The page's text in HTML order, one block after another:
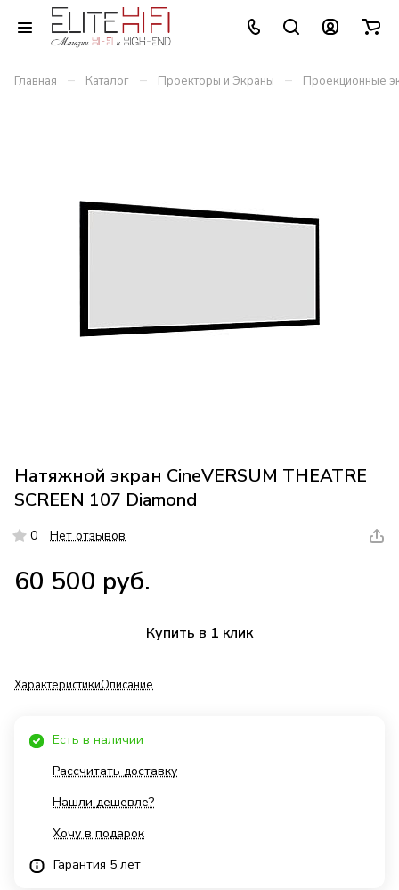
Главная – Каталог – Проекторы и Экраны – Проекционные
Натяжной экран CineVERSUM THEATRE
SCREEN 107 Diamond
0 Нет отзывов
60 500 руб.
Купить в 1 клик
ХарактеристикиОписание
Есть в наличии
Рассчитать доставку
Нашли дешевле?
Хочу в подарок
Гарантия 5 лет